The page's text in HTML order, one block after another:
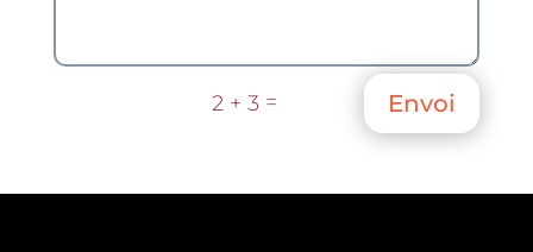
2 + 3 = Envoi